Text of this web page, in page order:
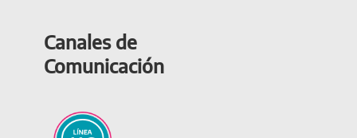
Canales de
Comunicación